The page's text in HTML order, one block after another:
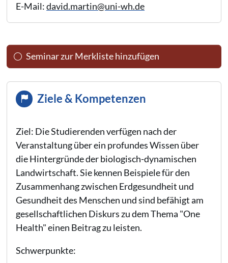
E-Mail:david.martin@uni-wh.de
Seminar zur Merkliste hinzufügen
Ziele & Kompetenzen
Ziel: Die Studierenden verfügen nach der
Veranstaltung über ein profundes Wissen über
die Hintergründe der biologisch-dynamischen
Landwirtschaft. Sie kennen Beispiele für den
Zusammenhang zwischen Erdgesundheit und
Gesundheit des Menschen und sind befähigt am
gesellschaftlichen Diskurs zu dem Thema "One
Health" einen Beitrag zu leisten.
Schwerpunkte: